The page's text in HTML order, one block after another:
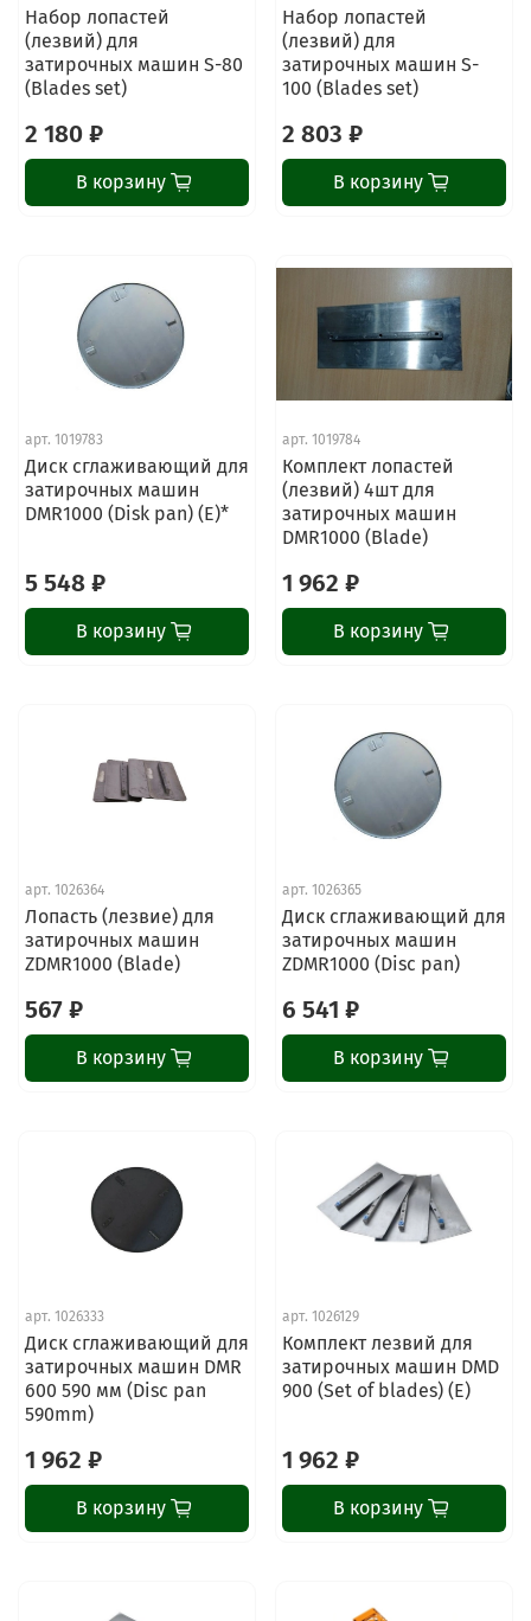
Набор лопастей
(лезвий) для
затирочных машин S-80
(Blades set)
2 180 ₽
В корзину
Набор лопастей
(лезвий) для
затирочных машин S-
100 (Blades set)
2 803 ₽
В корзину
арт. 1019783
Диск сглаживающий для
затирочных машин
DMR1000 (Disk pan) (E)*
5 548 ₽
В корзину
арт. 1019784
Комплект лопастей
(лезвий) 4шт для
затирочных машин
DMR1000 (Blade)
1 962 ₽
В корзину
арт. 1026364
Лопасть (лезвие) для
затирочных машин
ZDMR1000 (Blade)
567 ₽
В корзину
арт. 1026365
Диск сглаживающий для
затирочных машин
ZDMR1000 (Disc pan)
6 541 ₽
В корзину
арт. 1026333
Диск сглаживающий для
затирочных машин DMR
600 590 мм (Disc pan
590mm)
1 962 ₽
В корзину
арт. 1026129
Комплект лезвий для
затирочных машин DMD
900 (Set of blades) (E)
1 962 ₽
В корзину